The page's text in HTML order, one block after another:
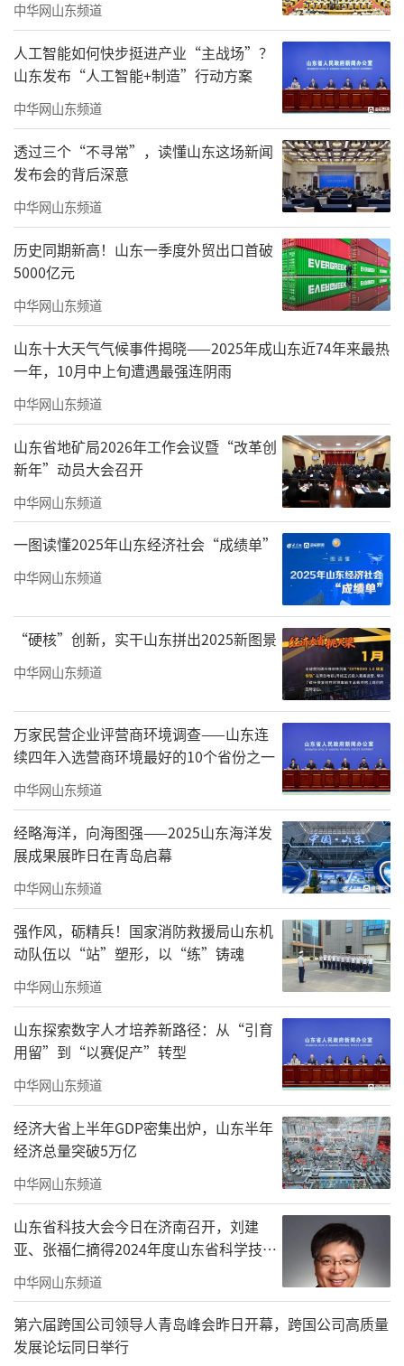
《彝族山寨》136x68cm舒建新
山水构筑其艺术骨架，雄浑苍茫，意境旷
远。《怒江大峡谷远眺》《一眼望九桥》《群
山环抱的山村》等大幅山水，笔墨厚重饱满，
皴法层次丰富，精准描摹出云南高原峡谷纵
横、山林连绵的自然样貌。突破传统山水的构
图桎梏，将村寨、梯田、茶山融进山水全景，
远山淡墨氤氲云烟，近景重笔勾勒山石，《红
河梯田》依山赋形，层层田垄随笔墨婉转起
伏；《茶山记行》翠墨铺染山野，满目生机。
怀古题材《朱熹先生泰宁揽胜》借山水抒怀古
之思，《登凤凰山》写意山林闲情，古今相
融，尽显大画幅创作的笔墨掌控力。
中华网山东频道
人工智能如何快步挺进产业“主战场”？
山东发布“人工智能+制造”行动方案
中华网山东频道
透过三个“不寻常”，读懂山东这场新闻
发布会的背后深意
中华网山东频道
历史同期新高！山东一季度外贸出口首破
5000亿元
中华网山东频道
山东十大天气气候事件揭晓——2025年成山东近74年来最热
一年，10月中上旬遭遇最强连阴雨
中华网山东频道
山东省地矿局2026年工作会议暨“改革创
新年”动员大会召开
中华网山东频道
一图读懂2025年山东经济社会“成绩单”
中华网山东频道
“硬核”创新，实干山东拼出2025新图景
中华网山东频道
万家民营企业评营商环境调查——山东连
续四年入选营商环境最好的10个省份之一
中华网山东频道
经略海洋，向海图强——2025山东海洋发
展成果展昨日在青岛启幕
中华网山东频道
强作风，砺精兵！国家消防救援局山东机
动队伍以“站”塑形，以“练”铸魂
中华网山东频道
山东探索数字人才培养新路径：从“引育
用留”到“以赛促产”转型
中华网山东频道
经济大省上半年GDP密集出炉，山东半年
经济总量突破5万亿
中华网山东频道
山东省科技大会今日在济南召开，刘建
亚、张福仁摘得2024年度山东省科学技术
奖最高奖！
中华网山东频道
第六届跨国公司领导人青岛峰会昨日开幕，跨国公司高质量
发展论坛同日举行